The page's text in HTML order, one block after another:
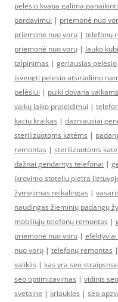
pelesio kvapa galima panaikinti
pardavimui | priemonė nuo
priemone nuo voru | telefonų
priemonė nuo vorų | lauko
talpinimas | geriausias
isvengti pelesio atsiradimo
pelėsiui | puiki dovana vaikams
vaikų laiko praleidimui |
kaciu kraikas | dazniausiai
sterilizuotoms katėms |
remontas | sterilizuotoms
dažnai gendantys telefonai |
ikrovimo stoteliu pletra
žymėjimas reikalingas |
naudingas žieminių padangų
mobiliųjų telefonų remontas |
priemone nuo voru |
nuo vorų | telefonų remontas |
valiklis | kas yra seo straipsniai
seo optimizavimas | vidinis
svetaine | kriaukles | seo